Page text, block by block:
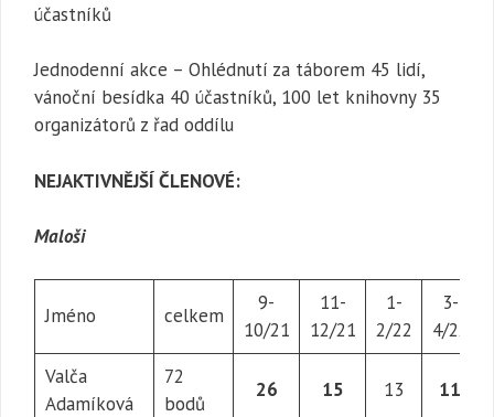
účastníků
Jednodenní akce – Ohlédnutí za táborem 45 lidí,
vánoční besídka 40 účastníků, 100 let knihovny 35
organizátorů z řad oddílu
NEJAKTIVNĚJŠÍ ČLENOVÉ:
Maloši
Jméno celkem
9-
10/21
11-
12/21
1-
2/22
3-
4/22
Valča
Adamíková
72
bodů
26 15 13 11